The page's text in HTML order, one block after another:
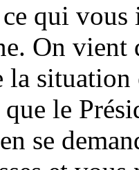
ce qui
On vient
la
le
se